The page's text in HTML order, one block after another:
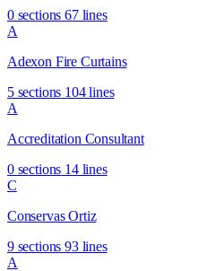
0 sections 67 lines
A
Adexon Fire Curtains
5 sections 104 lines
A
Accreditation Consultant
0 sections 14 lines
C
Conservas Ortiz
9 sections 93 lines
A